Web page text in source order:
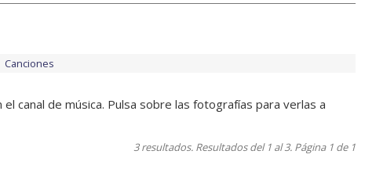
Canciones
canal de música. Pulsa sobre las fotografías para verlas a
3 resultados. Resultados del 1 al 3. Página 1 de 1